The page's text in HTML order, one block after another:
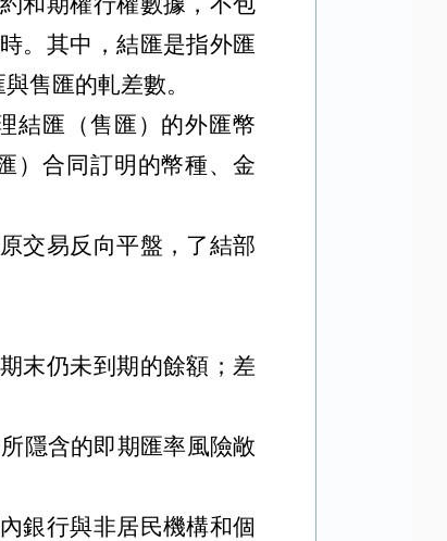
。其中，結匯是指外匯
售匯的軋差數。
結匯（售匯）的外匯幣
）合同訂明的幣種、金
交易反向平盤，了結部
末仍未到期的餘額；差
隱含的即期匯率風險敞
銀行與非居民機構和個